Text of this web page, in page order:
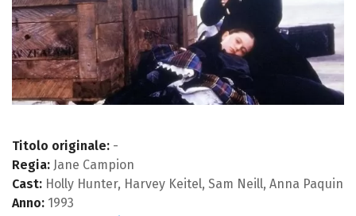
Titolo originale: -
Regia: Jane Campion
Cast: Holly Hunter, Harvey Keitel, Sam Neill, Anna Paquin
Anno: 1993